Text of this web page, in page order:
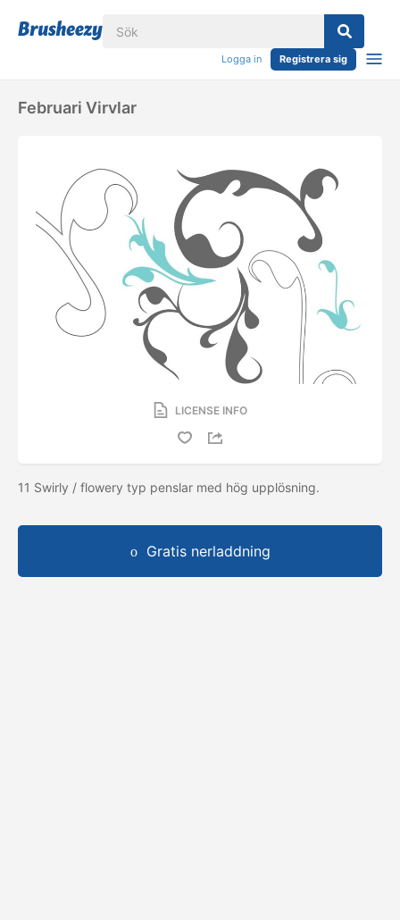
Logga in Registrera sig
Februari Virvlar
LICENSE INFO
11 Swirly / flowery typ penslar med hög upplösning.
Gratis nerladdning